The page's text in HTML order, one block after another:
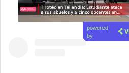
powered
by